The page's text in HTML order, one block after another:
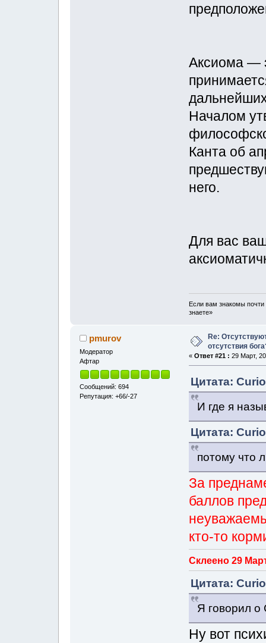
Аксиома —
Началом
Канта об
него.
Для вас
Если вам знакомы
знаете»
pmurov
Модератор
Афтар
Сообщений: 694
Репутация: +66/-27
Re:
отсутствия
« Ответ #21 : 29 Март,
Цитата:
И где я
Цитата:
потому что
За
баллов
кто-то
Склеено 29
Цитата:
Я говорил
Ну вот